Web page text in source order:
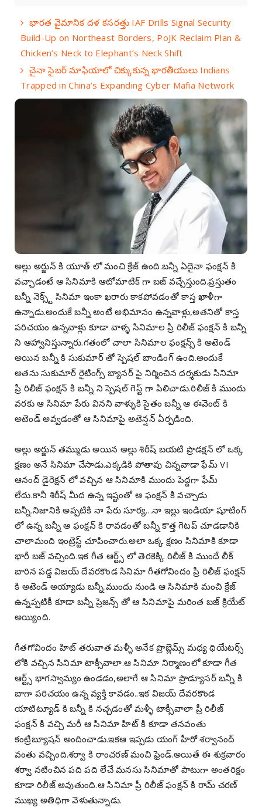
భారత వైమానిక దళ కసరత్తు IAF Drills Signal Security
Build-Up on Northeast Borders, PoJK Reclaim Plan &
Chicken’s Neck to Elephant’s Neck Shift
చైనా సైబర్ మాఫియాలో చిక్కుకున్న భారతీయులు Indians
Trapped in China’s Expanding Cyber Mafia Network
అల్లు అర్జున్ కి యూత్ లో మంచి క్రేజ్ ఉంది.బన్నీ ఏదైనా ఫంక్షన్ కి
వచ్చాడంటే ఆ సినిమాకి ఆటోమాటిక్ గా బజ్ వచ్చేస్తుంది.ప్రస్తుతం
బన్నీ నెక్స్ట్ సినిమా ఇంకా ఖరారు కాకపోవడంతో కాస్త ఖాళీగా
ఉన్నాడు.అందుకే బన్నీ అంటే అభిమానం ఉన్నవాళ్లు,అతనితో కాస్త
పరిచయం ఉన్నవాళ్లు కూడా వాళ్ళ సినిమాల ప్రీ రిలీజ్ ఫంక్షన్ కి బన్నీ
ని ఆహ్వానిస్తున్నారు.గతంలో చాలా సినిమాల ఫంక్షన్స్ కి అటెండ్
అయిన బన్నీ కి సుకుమార్ తో స్పెషల్ బాండింగ్ ఉంది.అందుకే
అతను సుకుమార్ రైటింగ్స్ బ్యానర్ పై నిర్మించిన దర్శకుడు సినిమా
ప్రీ రిలీజ్ ఫంక్షన్ కి బన్నీ ని స్పెషల్ గెస్ట్ గా పిలిచాడు.రిలీజ్ కి ముందు
వరకు ఆ సినిమా పేరు వినని వాళ్ళుకి సైతం బన్నీ ఆ ఈవెంట్ కి
అటెండ్ అవ్వడంతో ఆ సినిమాపై అటెన్షన్ ఏర్పడింది.
అల్లు అర్జున్ తమ్ముడు అయిన అల్లు శిరీష్ బయటి ప్రొడక్షన్ లో ఒక్క
క్షణం అనే సినిమా చేసాడు.ఎక్కడికి పోతావు చిన్నవాడా ఫేమ్ VI
ఆనంద్ డైరెక్షన్ లో వచ్చిన ఆ సినిమాకి ముందు పెద్దగా ఫేమ్
లేదు.కానీ శిరీష్ మీద ఉన్న ఇష్టంతో ఆ ఫంక్షన్ కి వచ్చాడు
బన్నీ.నిజానికి అప్పటికి నా పేరు సూర్య…నా ఇల్లు ఇండియా షూటింగ్
లో ఉన్న బన్నీ ఆ ఫంక్షన్ కి రావడంతో బన్నీ కొత్త గెటప్ చూడడానికి
చాలామంది ఇంట్రెస్ట్ చూపించారు.అలా ఒక్క క్షణం సినిమాకి కూడా
భారీ బజ్ వచ్చింది.ఇక గీత ఆర్ట్స్ లో తెరకెక్కి రిలీజ్ కి ముందే లీక్
బారిన పడ్డ విజయ్ దేవరకొండ సినిమా గీతగోవిందం ప్రీ రిలీజ్ ఫంక్షన్
కి అటెండ్ అయ్యాడు బన్నీ.ముందు నుండి ఆ సినిమాకి మంచి క్రేజ్
ఉన్నప్పటికీ కూడా బన్నీ ప్రెజన్స్ తో ఆ సినిమాపై మరింత బజ్ క్రియేట్
అయ్యింది.
గీతగోవిందం హిట్ తరువాత మళ్ళీ అనేక ప్రొబ్లెమ్స్ మధ్య థియేటర్స్
లోకి వచ్చిన సినిమా టాక్సీవాలా.ఆ సినిమా నిర్మాణంలో కూడా గీత
ఆర్ట్స్ భాగస్వామ్యం ఉండడం,అలాగే ఆ సినిమా ప్రొడ్యూసర్ బన్నీ కి
బాగా పరిచయం ఉన్న వ్యక్తి కావడం..ఇక విజయ్ దేవరకొండ
యాటిట్యూడ్ కి బన్నీ కి నచ్చడంతో మళ్ళీ టాక్సీవాలా ప్రీ రిలీజ్
ఫంక్షన్ కి వచ్చి మరీ ఆ సినిమా హిట్ కి కూడా తనవంతు
కంట్రిబ్యూషన్ అందించాడు.ఇకఆ ఇప్పడు యంగ్ హీరో శర్వానంద్
వంతు వచ్చింది.శర్వా కి రాంచరణ్ మంచి ఫ్రెండ్.అయితే ఈ శుక్రవారం
శర్వా నటించిన పది పది లేచే మనసు సినిమాతో పాటుగా అంతరిక్షం
కూడా రిలీజ్ అవుతుంది.ఆ సినిమా ప్రీ రిలీజ్ ఫంక్షన్ కి రామ్ చరణ్
ముఖ్య అతిధిగా వెళుతున్నాడు.